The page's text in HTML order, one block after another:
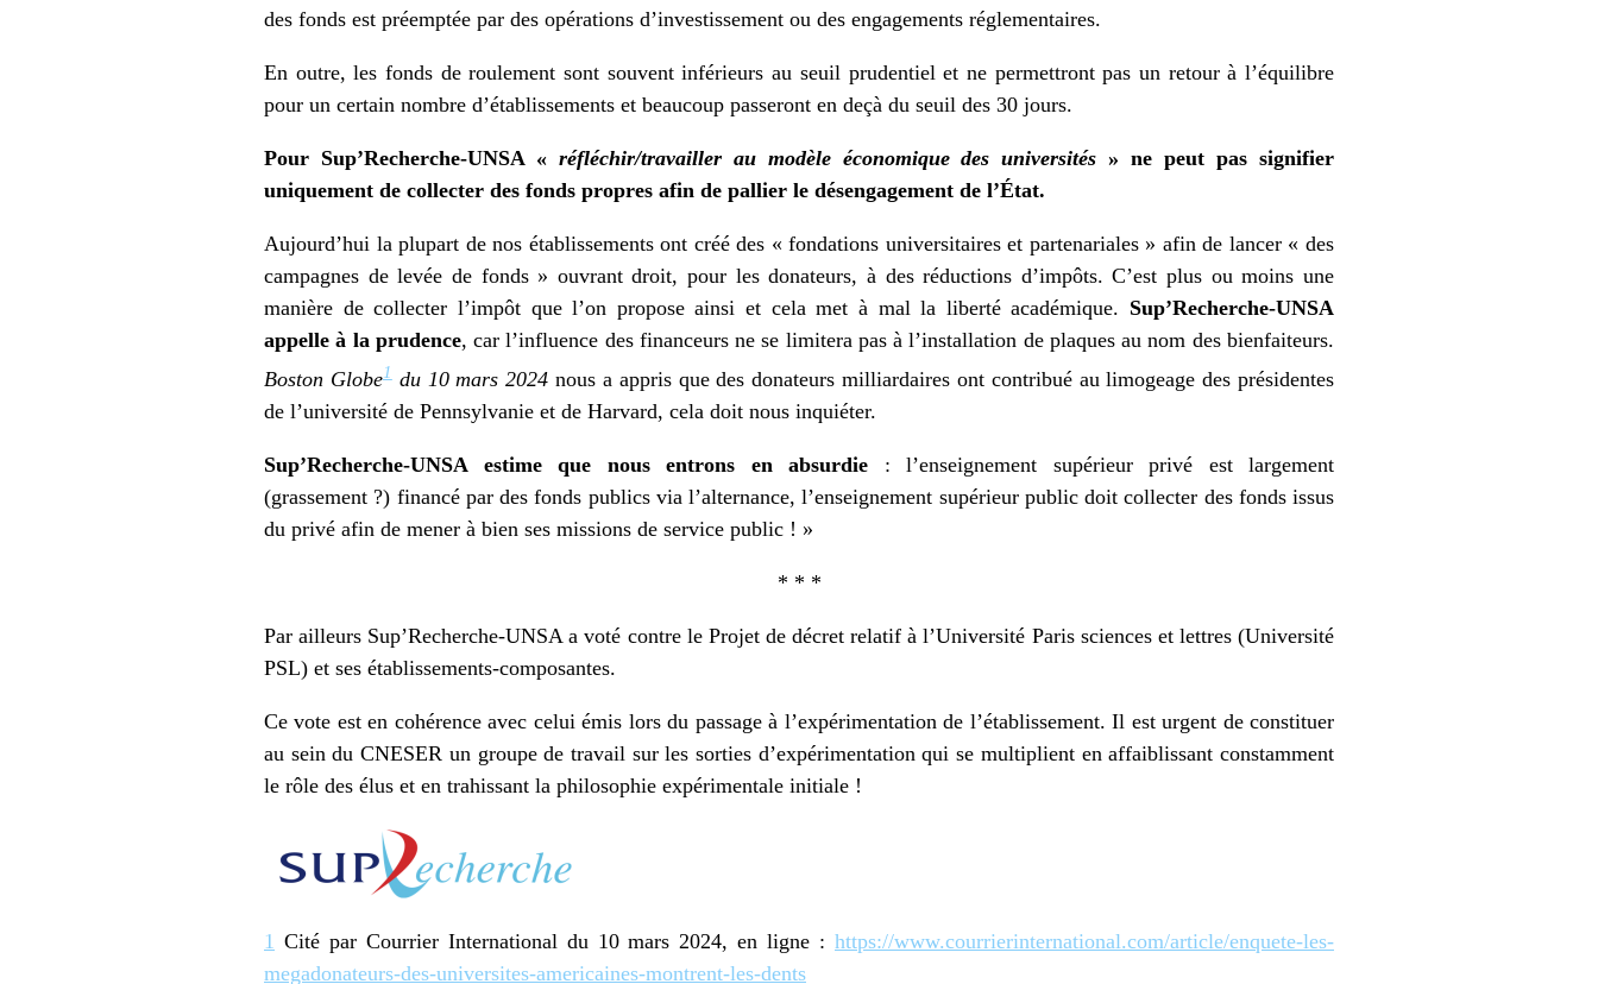
des fonds est préemptée par des opérations d’investissement ou des engagements réglementaires.
En outre, les fonds de roulement sont souvent inférieurs au seuil prudentiel et ne permettront pas un retour à l’équilibre
pour un certain nombre d’établissements et beaucoup passeront en deçà du seuil des 30 jours.
Pour Sup’Recherche-UNSA « réfléchir/travailler au modèle économique des universités » ne peut pas signifier
uniquement de collecter des fonds propres afin de pallier le désengagement de l’État.
Aujourd’hui la plupart de nos établissements ont créé des « fondations universitaires et partenariales » afin de lancer « des
campagnes de levée de fonds » ouvrant droit, pour les donateurs, à des réductions d’impôts. C’est plus ou moins une
manière de collecter l’impôt que l’on propose ainsi et cela met à mal la liberté académique. Sup’Recherche-UNSA
appelle à la prudence, car l’influence des financeurs ne se limitera pas à l’installation de plaques au nom des bienfaiteurs.
Boston Globe1du 10 mars 2024 nous a appris que des donateurs milliardaires ont contribué au limogeage des présidentes
de l’université de Pennsylvanie et de Harvard, cela doit nous inquiéter.
Sup’Recherche-UNSA estime que nous entrons en absurdie : l’enseignement supérieur privé est largement
(grassement ?) financé par des fonds publics via l’alternance, l’enseignement supérieur public doit collecter des fonds issus
du privé afin de mener à bien ses missions de service public ! »
* * *
Par ailleurs Sup’Recherche-UNSA a voté contre le Projet de décret relatif à l’Université Paris sciences et lettres (Université
PSL) et ses établissements-composantes.
Ce vote est en cohérence avec celui émis lors du passage à l’expérimentation de l’établissement. Il est urgent de constituer
au sein du CNESER un groupe de travail sur les sorties d’expérimentation qui se multiplient en affaiblissant constamment
le rôle des élus et en trahissant la philosophie expérimentale initiale !
1 Cité par Courrier International du 10 mars 2024, en ligne : https://www.courrierinternational.com/article/enquete-les-
megadonateurs-des-universites-americaines-montrent-les-dents